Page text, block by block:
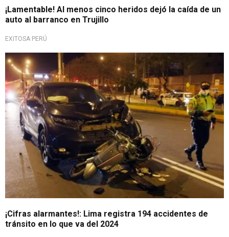
¡Lamentable! Al menos cinco heridos dejó la caída de un
auto al barranco en Trujillo
EXITOSA PERÚ
Preocupante
¡Cifras alarmantes!: Lima registra 194 accidentes de
tránsito en lo que va del 2024